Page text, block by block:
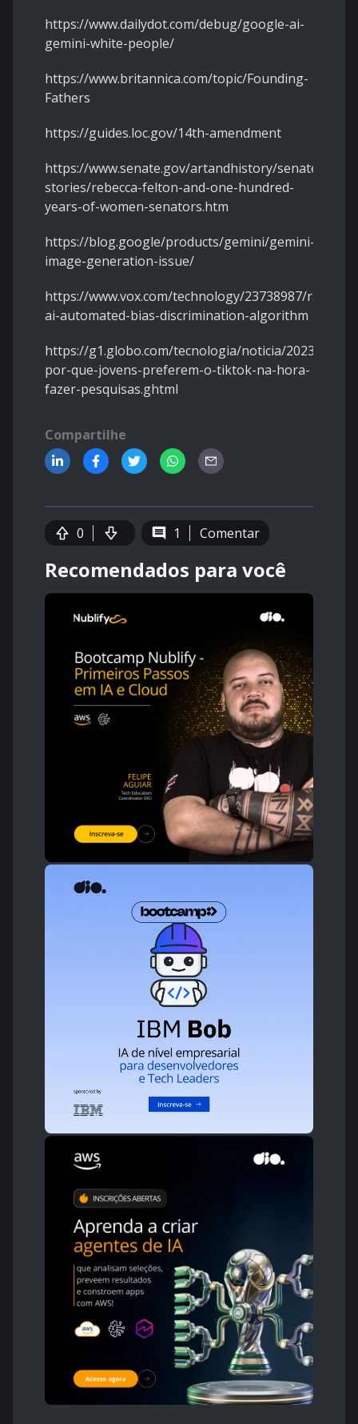
https://www.dailydot.com/debug/google-ai-
gemini-white-people/
https://www.britannica.com/topic/Founding-
Fathers
https://guides.loc.gov/14th-amendment
https://www.senate.gov/artandhistory/senate-
stories/rebecca-felton-and-one-hundred-
years-of-women-senators.htm
https://blog.google/products/gemini/gemini-
image-generation-issue/
https://www.vox.com/technology/23738987/racism-
ai-automated-bias-discrimination-algorithm
https://g1.globo.com/tecnologia/noticia/2023/12/
por-que-jovens-preferem-o-tiktok-na-hora-
fazer-pesquisas.ghtml
Compartilhe
0 1 Comentar
Recomendados para você